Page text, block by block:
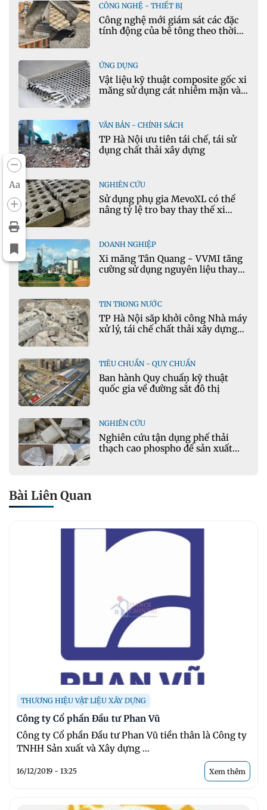
Aa
CÔNG NGHỆ - THIẾT BỊ
Công nghệ mới giám sát các đặc
tính động của bê tông theo thời
ỨNG DỤNG
Vật liệu kỹ thuật composite gốc xi
măng sử dụng cát nhiễm mặn và
VĂN BẢN - CHÍNH SÁCH
TP Hà Nội ưu tiên tái chế, tái sử
dụng chất thải xây dựng
NGHIÊN CỨU
Sử dụng phụ gia MevoXL có thể
nâng tỷ lệ tro bay thay thế xi
DOANH NGHIỆP
Xi măng Tân Quang - VVMI tăng
cường sử dụng nguyên liệu thay
TIN TRONG NƯỚC
TP Hà Nội sắp khởi công Nhà máy
xử lý, tái chế chất thải xây dựng
TIÊU CHUẨN - QUY CHUẨN
Ban hành Quy chuẩn kỹ thuật
quốc gia về đường sắt đô thị
NGHIÊN CỨU
Nghiên cứu tận dụng phế thải
thạch cao phospho để sản xuất
Bài Liên Quan
THƯƠNG HIỆU VẬT LIỆU XÂY DỰNG
Công ty Cổ phần Đầu tư Phan Vũ
Công ty Cổ phần Đầu tư Phan Vũ tiền thân là Công ty
TNHH Sản xuất và Xây dựng ...
16/12/2019 - 13:25 Xem thêm